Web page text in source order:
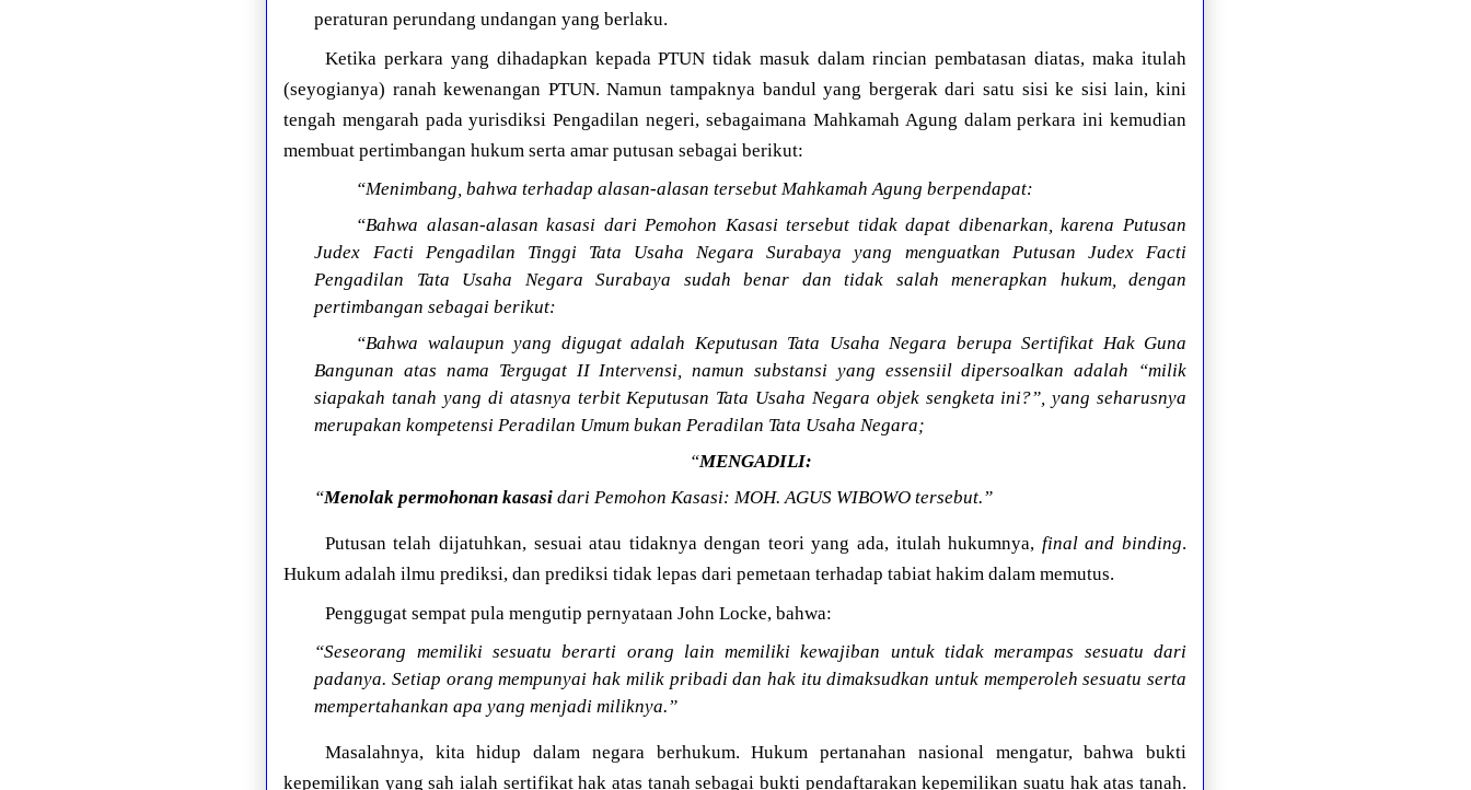
peraturan perundang undangan yang berlaku.
Ketika perkara yang dihadapkan kepada PTUN tidak masuk dalam rincian pembatasan diatas, maka itulah
(seyogianya) ranah kewenangan PTUN. Namun tampaknya bandul yang bergerak dari satu sisi ke sisi lain, kini
tengah mengarah pada yurisdiksi Pengadilan negeri, sebagaimana Mahkamah Agung dalam perkara ini kemudian
membuat pertimbangan hukum serta amar putusan sebagai berikut:
“Menimbang, bahwa terhadap alasan-alasan tersebut Mahkamah Agung berpendapat:
“Bahwa alasan-alasan kasasi dari Pemohon Kasasi tersebut tidak dapat dibenarkan, karena Putusan
Judex Facti Pengadilan Tinggi Tata Usaha Negara Surabaya yang menguatkan Putusan Judex Facti
Pengadilan Tata Usaha Negara Surabaya sudah benar dan tidak salah menerapkan hukum, dengan
pertimbangan sebagai berikut:
“Bahwa walaupun yang digugat adalah Keputusan Tata Usaha Negara berupa Sertifikat Hak Guna
Bangunan atas nama Tergugat II Intervensi, namun substansi yang essensiil dipersoalkan adalah “milik
siapakah tanah yang di atasnya terbit Keputusan Tata Usaha Negara objek sengketa ini?”, yang seharusnya
merupakan kompetensi Peradilan Umum bukan Peradilan Tata Usaha Negara;
“MENGADILI:
“Menolak permohonan kasasi dari Pemohon Kasasi: MOH. AGUS WIBOWO tersebut.”
Putusan telah dijatuhkan, sesuai atau tidaknya dengan teori yang ada, itulah hukumnya, final and binding.
Hukum adalah ilmu prediksi, dan prediksi tidak lepas dari pemetaan terhadap tabiat hakim dalam memutus.
Penggugat sempat pula mengutip pernyataan John Locke, bahwa:
“Seseorang memiliki sesuatu berarti orang lain memiliki kewajiban untuk tidak merampas sesuatu dari
padanya. Setiap orang mempunyai hak milik pribadi dan hak itu dimaksudkan untuk memperoleh sesuatu serta
mempertahankan apa yang menjadi miliknya.”
Masalahnya, kita hidup dalam negara berhukum. Hukum pertanahan nasional mengatur, bahwa bukti
kepemilikan yang sah ialah sertifikat hak atas tanah sebagai bukti pendaftarakan kepemilikan suatu hak atas tanah.